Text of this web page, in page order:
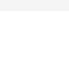
Вы также
оплаты через
оплаты по
менеджер
поступления